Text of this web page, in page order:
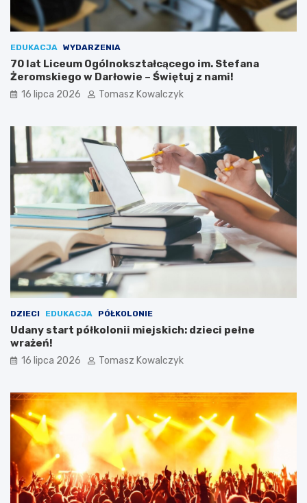
EDUKACJA WYDARZENIA
70 lat Liceum Ogólnokształcącego im. Stefana
Żeromskiego w Darłowie – Świętuj z nami!
16 lipca 2026 Tomasz Kowalczyk
DZIECI EDUKACJA PÓŁKOLONIE
Udany start półkolonii miejskich: dzieci pełne
wrażeń!
16 lipca 2026 Tomasz Kowalczyk